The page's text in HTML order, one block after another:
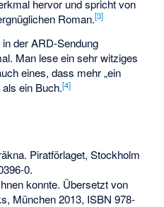
hervor und spricht von
Roman.[3]
der ARD-Sendung
Man lese ein sehr witziges
eines, dass mehr „ein
als ein Buch.[4]
Piratförlaget, Stockholm
0.
konnte. Übersetzt von
München 2013, ISBN 978-